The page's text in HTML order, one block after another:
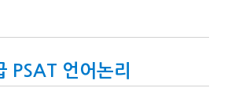
PSAT 언어논리